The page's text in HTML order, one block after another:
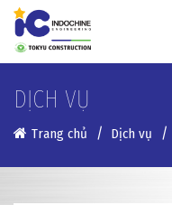
DỊCH VỤ
Trang chủ Dịch vụ